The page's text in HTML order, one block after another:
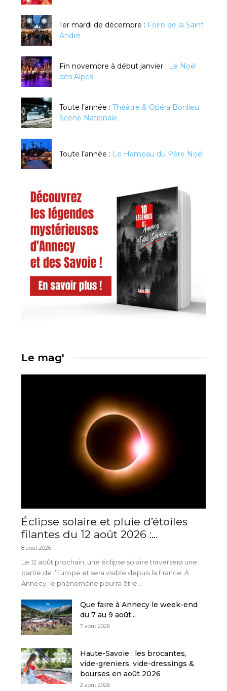
1er mardi de décembre : Foire de la Saint
André
Fin novembre à début janvier : Le Noël
des Alpes
Toute l’année : Théâtre & Opéra Bonlieu
Scène Nationale
Toute l’année : Le Hameau du Père Noël
Le mag'
Éclipse solaire et pluie d’étoiles
filantes du 12 août 2026 :...
8 août 2026
Le 12 août prochain, une éclipse solaire traversera une
partie de l’Europe et sera visible depuis la France. À
Annecy, le phénomène pourra être...
Que faire à Annecy le week-end
du 7 au 9 août...
7 août 2026
Haute-Savoie : les brocantes,
vide-greniers, vide-dressings &
bourses en août 2026
2 août 2026